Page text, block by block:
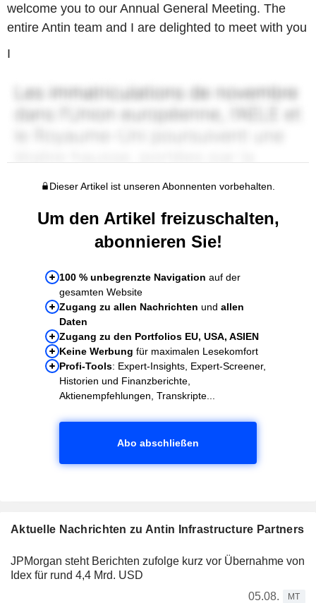
welcome you to our Annual General Meeting. The
entire Antin team and I are delighted to meet with you
I
Dieser Artikel ist unseren Abonnenten vorbehalten.
Um den Artikel freizuschalten,
abonnieren Sie!
100 % unbegrenzte Navigation auf der
gesamten Website
Zugang zu allen Nachrichten und allen
Daten
Zugang zu den Portfolios EU, USA, ASIEN
Keine Werbung für maximalen Lesekomfort
Profi-Tools: Expert-Insights, Expert-Screener,
Historien und Finanzberichte,
Aktienempfehlungen, Transkripte...
Abo abschließen
Aktuelle Nachrichten zu Antin Infrastructure Partners
JPMorgan steht Berichten zufolge kurz vor Übernahme von
Idex für rund 4,4 Mrd. USD
05.08.
MT